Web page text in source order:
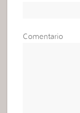
Comentario